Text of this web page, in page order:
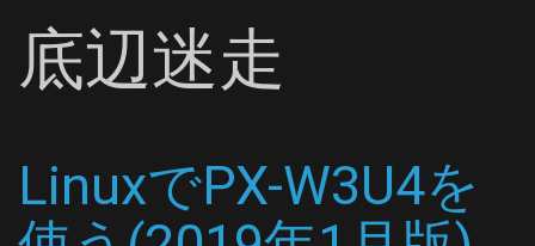
底辺迷走
LinuxでPX-W3U4を